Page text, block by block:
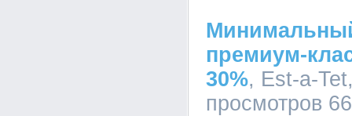
премиум-
30%, Est-a-
просмотров